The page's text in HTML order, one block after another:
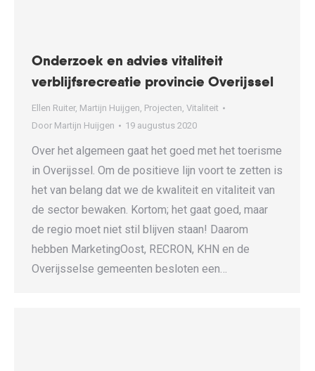
Onderzoek en advies vitaliteit
verblijfsrecreatie provincie Overijssel
Ellen Ruiter, Martijn Huijgen, Projecten, Vitaliteit
Door Martijn Huijgen 19 augustus 2020
Over het algemeen gaat het goed met het toerisme
in Overijssel. Om de positieve lijn voort te zetten is
het van belang dat we de kwaliteit en vitaliteit van
de sector bewaken. Kortom; het gaat goed, maar
de regio moet niet stil blijven staan! Daarom
hebben MarketingOost, RECRON, KHN en de
Overijsselse gemeenten besloten een…